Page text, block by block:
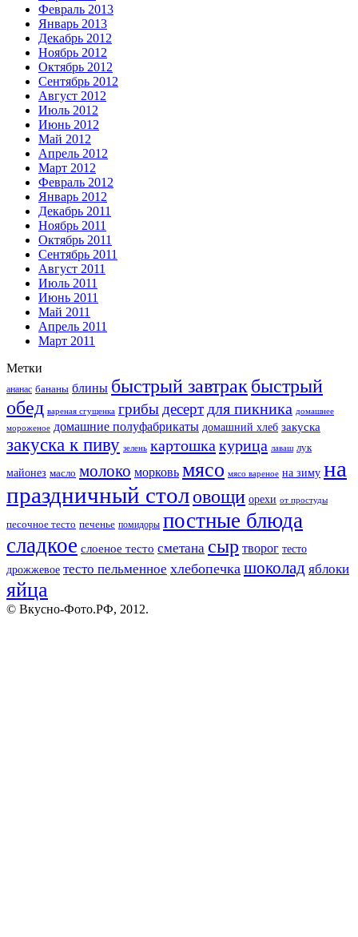
Февраль 2013
Январь 2013
Декабрь 2012
Ноябрь 2012
Октябрь 2012
Сентябрь 2012
Август 2012
Июль 2012
Июнь 2012
Май 2012
Апрель 2012
Март 2012
Февраль 2012
Январь 2012
Декабрь 2011
Ноябрь 2011
Октябрь 2011
Сентябрь 2011
Август 2011
Июль 2011
Июнь 2011
Май 2011
Апрель 2011
Март 2011
Метки
ананас бананы блины быстрый завтрак быстрый
обед вареная сгущенка грибы десерт для пикника домашнее
мороженое домашние полуфабрикаты домашний хлеб закуска
закуска к пиву зелень картошка курица лаваш лук
майонез масло молоко морковь мясо мясо вареное на зиму на
праздничный столовощи орехи от простуды
песочное тесто печенье помидоры постные блюда
сладкое слоеное тесто сметана сыр творог тесто
дрожжевое тесто пельменное хлебопечка шоколад яблоки
яйца
© Вкусно-Фото.РФ, 2012.